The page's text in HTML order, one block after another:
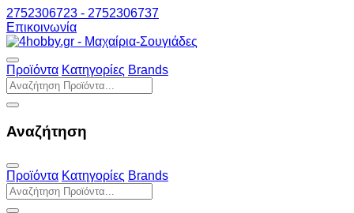
2752306723 - 2752306737
Επικοινωνία
Προϊόντα Κατηγορίες Brands
Αναζήτηση
Προϊόντα Κατηγορίες Brands